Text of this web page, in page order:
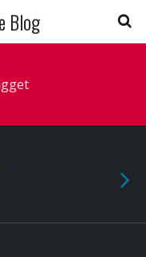
Blog